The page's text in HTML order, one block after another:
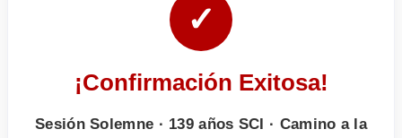
✓
¡Confirmación Exitosa!
Sesión Solemne · 139 años SCI · Camino a la